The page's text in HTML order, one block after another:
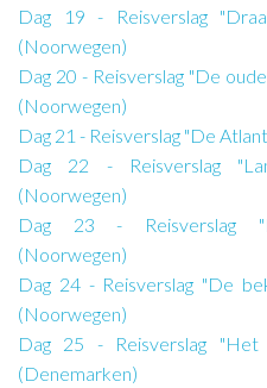
Dag 19 - Reisverslag
(Noorwegen)
Dag 20 - Reisverslag "De
(Noorwegen)
Dag 21 - Reisverslag "De
Dag 22 - Reisverslag
(Noorwegen)
Dag 23 - Reisverslag
(Noorwegen)
Dag 24 - Reisverslag "De
(Noorwegen)
Dag 25 - Reisverslag "Het
(Denemarken)